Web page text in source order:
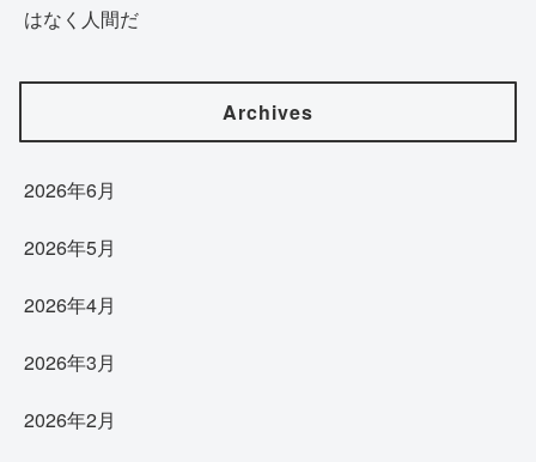
はなく人間だ
Archives
2026年6月
2026年5月
2026年4月
2026年3月
2026年2月